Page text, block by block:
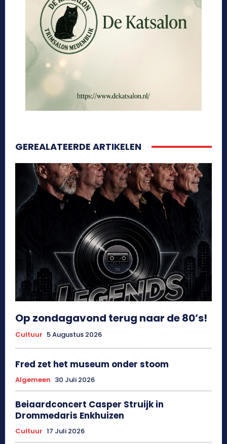
GEREALATEERDE ARTIKELEN
Op zondagavond terug naar de 80’s!
Cultuur 5 Augustus 2026
Fred zet het museum onder stoom
Algemeen 30 Juli 2026
Beiaardconcert Casper Struijk in
Drommedaris Enkhuizen
Cultuur 17 Juli 2026